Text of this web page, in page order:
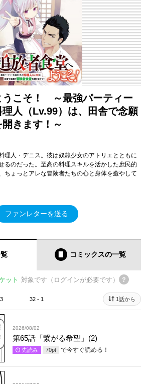
うこそ！ ～最強パーティー
人（Lv.99）は、田舎で念願
きます！～
理人・デニス。彼は奴隷少女のアトリエとともに
るのだった。至高の料理スキルを活かした庶民的
ちょっとアレな冒険者たちの心と身体を癒やして
ファンレターを送る
コミックスの一覧
ット 対象です（ログインが必要です）
32 - 1 1話から
2026/08/02
第65話「繋がる希望」(2)
先読み 70pt で今すぐ読める！